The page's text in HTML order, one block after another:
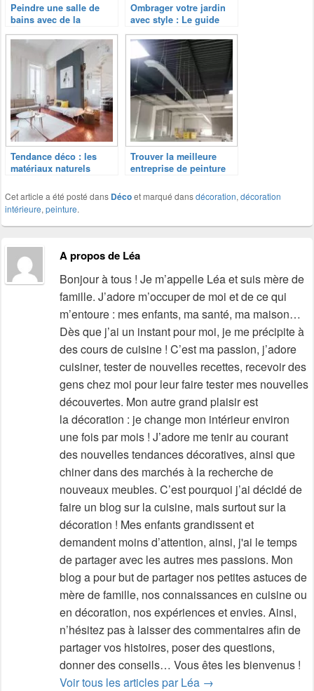
Peindre une salle de
bains avec de la
peinture à l’huile
Ombrager votre jardin
avec style : Le guide
pour choisir la toile de
camouflage parfaite
Tendance déco : les
matériaux naturels
Trouver la meilleure
entreprise de peinture
Cet article a été posté dans Décoet marqué dansdécoration, décoration
intérieure, peinture.
A propos de Léa
Bonjour à tous ! Je m’appelle Léa et suis mère de
famille. J’adore m’occuper de moi et de ce qui
m’entoure : mes enfants, ma santé, ma maison…
Dès que j’ai un instant pour moi, je me précipite à
des cours de cuisine ! C’est ma passion, j’adore
cuisiner, tester de nouvelles recettes, recevoir des
gens chez moi pour leur faire tester mes nouvelles
découvertes. Mon autre grand plaisir est
la décoration : je change mon intérieur environ
une fois par mois ! J’adore me tenir au courant
des nouvelles tendances décoratives, ainsi que
chiner dans des marchés à la recherche de
nouveaux meubles. C’est pourquoi j’ai décidé de
faire un blog sur la cuisine, mais surtout sur la
décoration ! Mes enfants grandissent et
demandent moins d’attention, ainsi, j'ai le temps
de partager avec les autres mes passions. Mon
blog a pour but de partager nos petites astuces de
mère de famille, nos connaissances en cuisine ou
en décoration, nos expériences et envies. Ainsi,
n’hésitez pas à laisser des commentaires afin de
partager vos histoires, poser des questions,
donner des conseils… Vous êtes les bienvenus !
Voir tous les articles par Léa →